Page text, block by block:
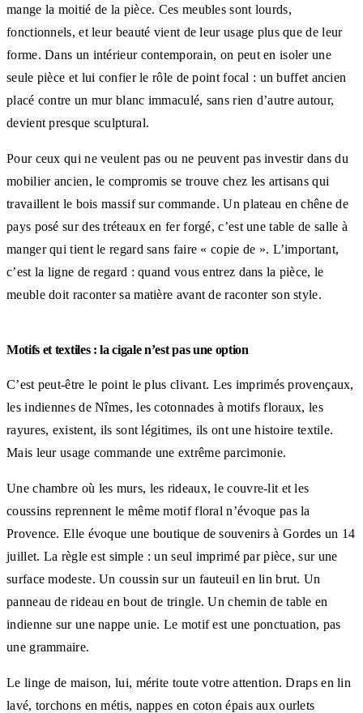
mange la moitié de la pièce. Ces meubles sont lourds,
fonctionnels, et leur beauté vient de leur usage plus que de leur
forme. Dans un intérieur contemporain, on peut en isoler une
seule pièce et lui confier le rôle de point focal : un buffet ancien
placé contre un mur blanc immaculé, sans rien d’autre autour,
devient presque sculptural.
Pour ceux qui ne veulent pas ou ne peuvent pas investir dans du
mobilier ancien, le compromis se trouve chez les artisans qui
travaillent le bois massif sur commande. Un plateau en chêne de
pays posé sur des tréteaux en fer forgé, c’est une table de salle à
manger qui tient le regard sans faire « copie de ». L’important,
c’est la ligne de regard : quand vous entrez dans la pièce, le
meuble doit raconter sa matière avant de raconter son style.
Motifs et textiles : la cigale n’est pas une option
C’est peut-être le point le plus clivant. Les imprimés provençaux,
les indiennes de Nîmes, les cotonnades à motifs floraux, les
rayures, existent, ils sont légitimes, ils ont une histoire textile.
Mais leur usage commande une extrême parcimonie.
Une chambre où les murs, les rideaux, le couvre-lit et les
coussins reprennent le même motif floral n’évoque pas la
Provence. Elle évoque une boutique de souvenirs à Gordes un 14
juillet. La règle est simple : un seul imprimé par pièce, sur une
surface modeste. Un coussin sur un fauteuil en lin brut. Un
panneau de rideau en bout de tringle. Un chemin de table en
indienne sur une nappe unie. Le motif est une ponctuation, pas
une grammaire.
Le linge de maison, lui, mérite toute votre attention. Draps en lin
lavé, torchons en métis, nappes en coton épais aux ourlets